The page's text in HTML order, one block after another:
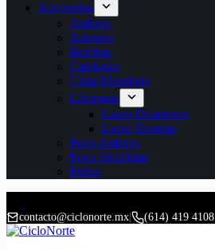
Accesorios
Anforas
Asientos
Bombas
Candados
Cinta Manubrio
Lámparas
Luces Delanteras
Luces Traseras
Porta Anforas
Porta Bicicletas
Puños
contacto@ciclonorte.mx (614) 419 4108